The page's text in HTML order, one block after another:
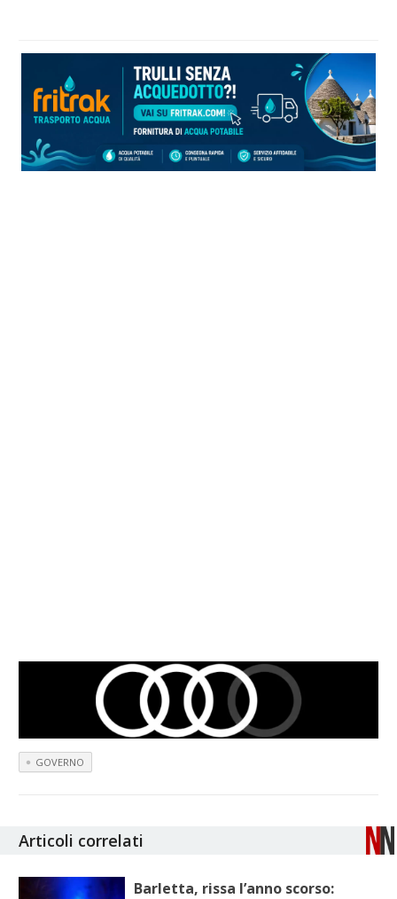
GOVERNO
Articoli correlati
Barletta, rissa l’anno scorso: